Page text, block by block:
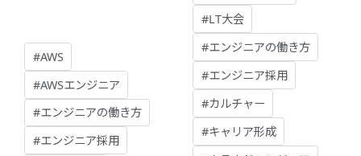
#AWS
#AWSエンジニア
#エンジニアの働き方
#エンジニア採用
#LT大会
#エンジニアの働き方
#エンジニア採用
#カルチャー
#キャリア形成